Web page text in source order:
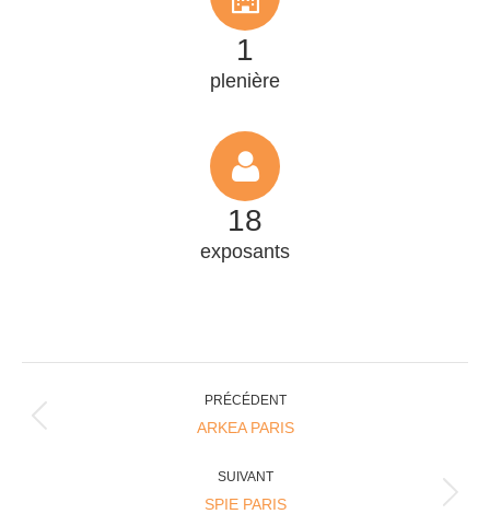
1
plenière
18
exposants
de
PRÉCÉDENT
Onglet
ARKEA PARIS
SUIVANT
Projets
SPIE PARIS